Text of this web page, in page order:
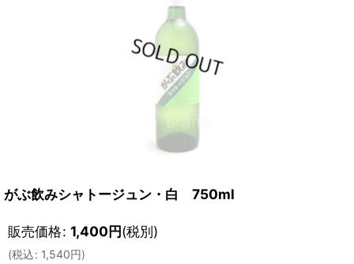
がぶ飲みシャトージュン・白 750ml
販売価格: 1,400円(税別)
(税込: 1,540円)